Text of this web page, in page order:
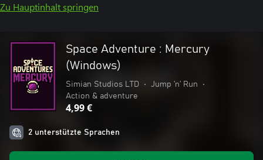
Zu Hauptinhalt springen
Space Adventure : Mercury
(Windows)
Simian Studios LTD • Jump ’n’ Run
•
Action & adventure
4,99 €
2 unterstützte Sprachen